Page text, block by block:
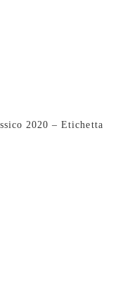
2020 – Etichetta